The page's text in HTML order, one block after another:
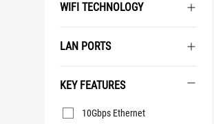
WIFI TECHNOLOGY
LAN PORTS
KEY FEATURES
Key
Features10Gbps Ethernet